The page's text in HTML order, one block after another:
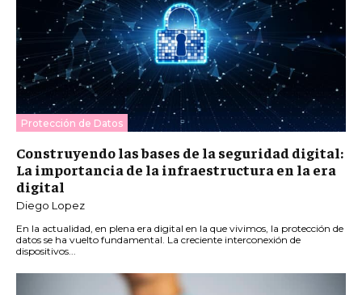
Protección de Datos
Construyendo las bases de la seguridad digital:
La importancia de la infraestructura en la era
digital
Diego Lopez
En la actualidad, en plena era digital en la que vivimos, la protección de
datos se ha vuelto fundamental. La creciente interconexión de
dispositivos...